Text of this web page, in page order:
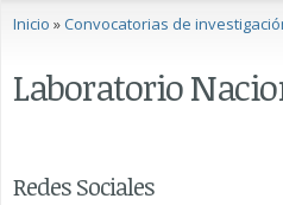
Se encuentra usted aquí
Inicio »Convocatorias de
Laboratorio
Redes Sociales